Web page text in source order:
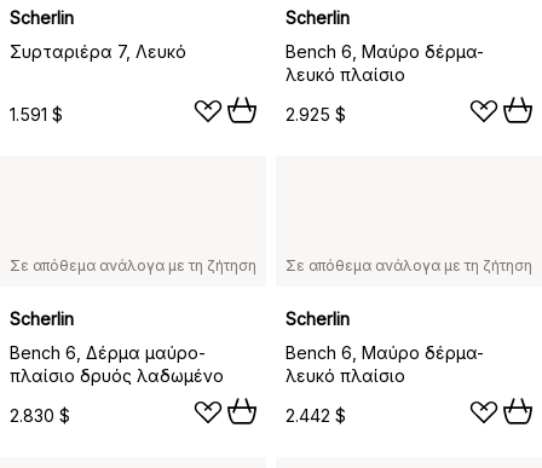
Scherlin
Συρταριέρα 7, Λευκό
1.591 $
Scherlin
Bench 6, Μαύρο δέρμα-
λευκό πλαίσιο
2.925 $
Σε απόθεμα ανάλογα με τη ζήτηση
Scherlin
Bench 6, Δέρμα μαύρο-
πλαίσιο δρυός λαδωμένο
2.830 $
Σε απόθεμα ανάλογα με τη ζήτηση
Scherlin
Bench 6, Μαύρο δέρμα-
λευκό πλαίσιο
2.442 $